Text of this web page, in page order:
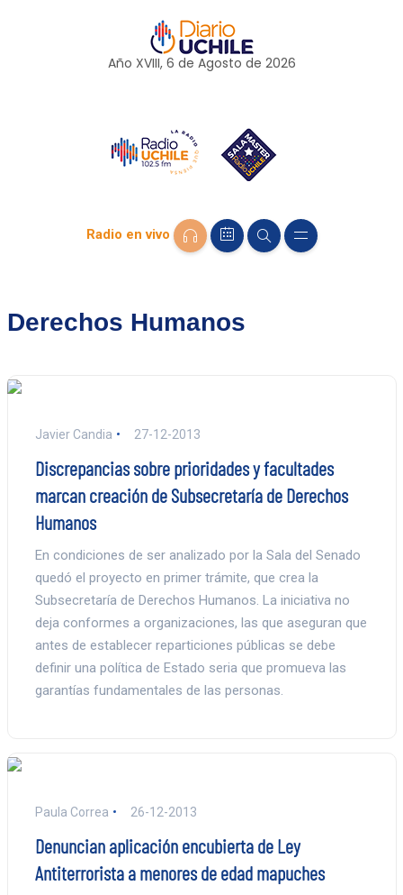
Año XVIII, 6 de Agosto de 2026
Radio en vivo
Derechos Humanos
Javier Candia 27-12-2013
Discrepancias sobre prioridades y facultades
marcan creación de Subsecretaría de Derechos
Humanos
En condiciones de ser analizado por la Sala del Senado
quedó el proyecto en primer trámite, que crea la
Subsecretaría de Derechos Humanos. La iniciativa no
deja conformes a organizaciones, las que aseguran que
antes de establecer reparticiones públicas se debe
definir una política de Estado seria que promueva las
garantías fundamentales de las personas.
Paula Correa 26-12-2013
Denuncian aplicación encubierta de Ley
Antiterrorista a menores de edad mapuches